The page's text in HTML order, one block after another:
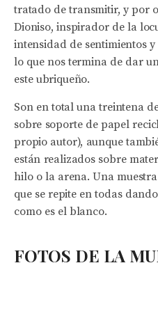
tratado de transmitir, y por
Dioniso, inspirador de la
intensidad de sentimientos y
lo que nos termina de dar
este ubriqueño.
Son en total una treintena
sobre soporte de papel
propio autor), aunque
están realizados sobre
hilo o la arena. Una
que se repite en todas
como es el blanco.
FOTOS DE LA